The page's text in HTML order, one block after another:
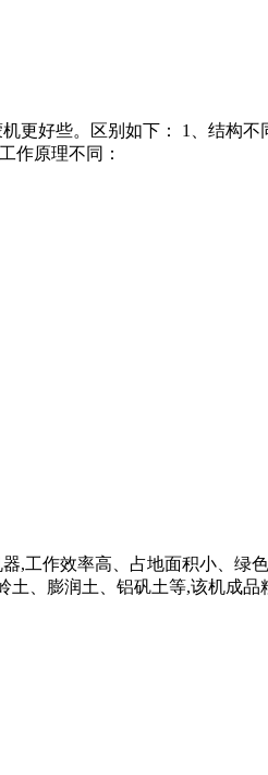
更好些。区别如下： 1、结构
作原理不同：
,工作效率高、占地面积小、绿
、膨润土、铝矾土等,该机成品